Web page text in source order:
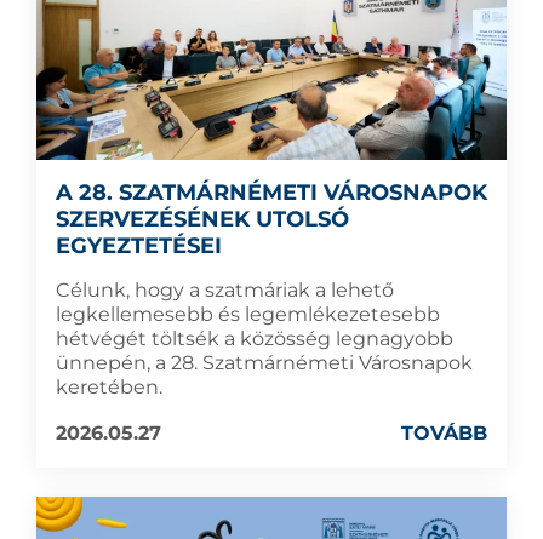
A 28. SZATMÁRNÉMETI VÁROSNAPOK
SZERVEZÉSÉNEK UTOLSÓ
EGYEZTETÉSEI
Célunk, hogy a szatmáriak a lehető
legkellemesebb és legemlékezetesebb
hétvégét töltsék a közösség legnagyobb
ünnepén, a 28. Szatmárnémeti Városnapok
keretében.
2026.05.27
TOVÁBB